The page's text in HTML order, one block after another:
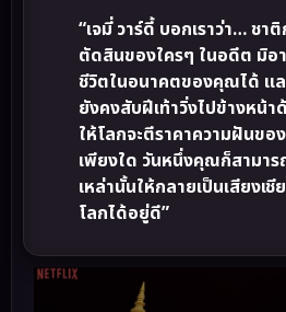
“เจมี่ วาร์ดี้ บอกเราว่า… ชา
ตัดสินของใครๆ ในอดีต มิอ
ชีวิตในอนาคตของคุณได้ แ
ยังคงสับฝีเท้าวิ่งไปข้างหน้า
ให้โลกจะตีราคาความฝันข
เพียงใด วันหนึ่งคุณก็สามา
เหล่านั้นให้กลายเป็นเสียงเ
โลกได้อยู่ดี”